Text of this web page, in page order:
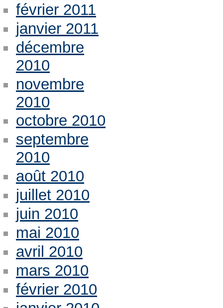
février 2011
janvier 2011
décembre
2010
novembre
2010
octobre 2010
septembre
2010
août 2010
juillet 2010
juin 2010
mai 2010
avril 2010
mars 2010
février 2010